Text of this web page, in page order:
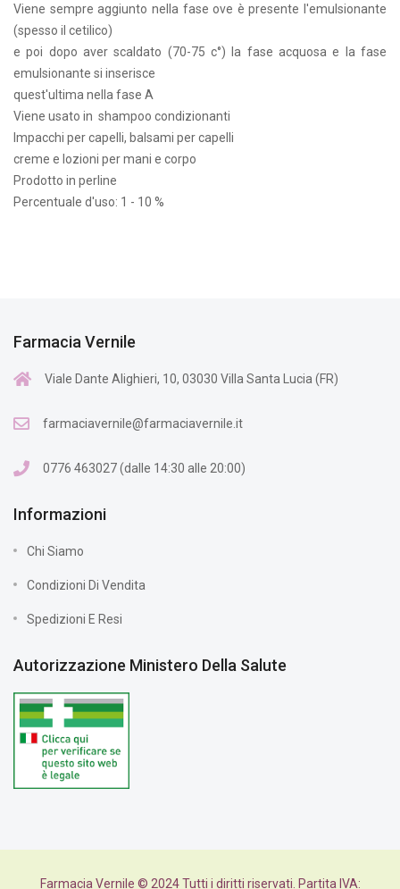
Viene sempre aggiunto nella fase ove è presente l'emulsionante
(spesso il cetilico)
e poi dopo aver scaldato (70-75 c°) la fase acquosa e la fase
emulsionante si inserisce
quest'ultima nella fase A
Viene usato in shampoo condizionanti
Impacchi per capelli, balsami per capelli
creme e lozioni per mani e corpo
Prodotto in perline
Percentuale d'uso: 1 - 10 %
Farmacia Vernile
Viale Dante Alighieri, 10, 03030 Villa Santa Lucia (FR)
farmaciavernile@farmaciavernile.it
0776 463027 (dalle 14:30 alle 20:00)
Informazioni
Chi Siamo
Condizioni Di Vendita
Spedizioni E Resi
Autorizzazione Ministero Della Salute
Farmacia Vernile © 2024 Tutti i diritti riservati. Partita IVA: